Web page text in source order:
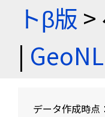
トβ版 >
|
データ作成時点